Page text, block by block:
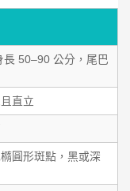
50–90 公分，尾巴
直立
圓形斑點，黑或深